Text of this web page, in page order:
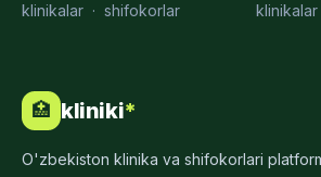
klinikalar · shifokorlar
klinikalar
🏥 kliniki*
O'zbekiston klinika va shifokorlari